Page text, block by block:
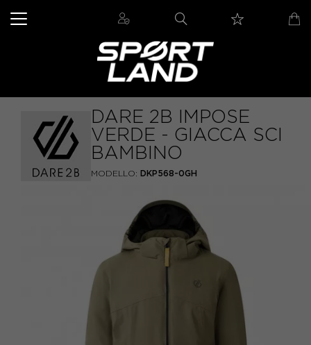
DARE 2B IMPOSE
VERDE - GIACCA SCI
BAMBINO
MODELLO: DKP568-0GH